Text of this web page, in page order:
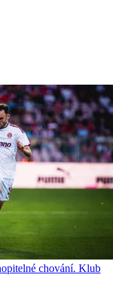
chování. Klub